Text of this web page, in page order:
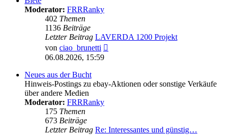
Moderator: FRRRanky
402 Themen
1136 Beiträge
Letzter Beitrag LAVERDA 1200 Projekt
von ciao_brunetti
06.08.2026, 15:59
Neues aus der Bucht
Hinweis-Postings zu ebay-Aktionen oder sonstige Verkäufe
über andere Medien
Moderator: FRRRanky
175 Themen
673 Beiträge
Letzter Beitrag Re: Interessantes und günstig…